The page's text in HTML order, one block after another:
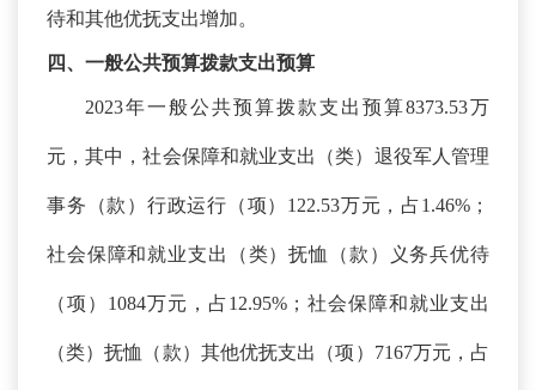
待和其他优抚支出增加。
四、一般公共预算拨款支出预算
2023年一般公共预算拨款支出预算8373.53万
元，其中，社会保障和就业支出（类）退役军人管理
事务（款）行政运行（项）122.53万元，占1.46%；
社会保障和就业支出（类）抚恤（款）义务兵优待
（项）1084万元，占12.95%；社会保障和就业支出
（类）抚恤（款）其他优抚支出（项）7167万元，占